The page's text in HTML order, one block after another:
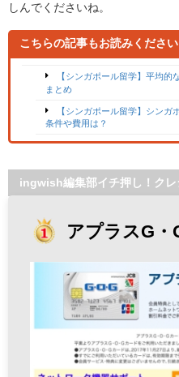
しんでくださいね。
こちらの記事もお読みください
【シンガポール留学】平均
まとめ
【シンガポール留学】シン
条件や費用は？
ingwish編集部イチ押し！クレ
アプラスG・